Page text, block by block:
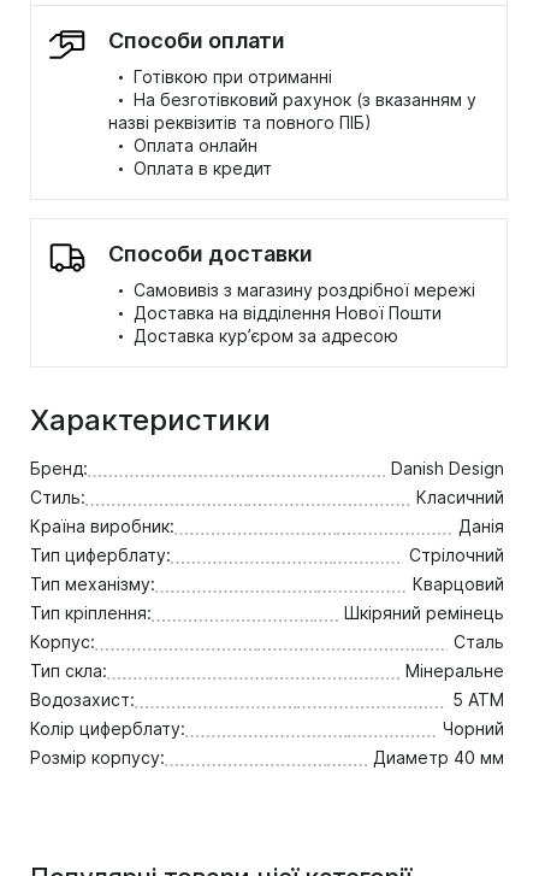
Способи оплати
· Готівкою при отриманні
· На безготівковий рахунок (з вказанням у
назві реквізитів та повного ПІБ)
· Оплата онлайн
· Оплата в кредит
Способи доставки
· Самовивіз з магазину роздрібної мережі
· Доставка на відділення Нової Пошти
· Доставка кур’єром за адресою
Характеристики
Бренд:
Danish Design
Стиль:
Класичний
Країна виробник:
Данія
Тип циферблату:
Стрілочний
Тип механізму:
Кварцовий
Тип кріплення:
Шкіряний ремінець
Корпус:
Сталь
Тип скла:
Мінеральне
Водозахист:
5 ATM
Колір циферблату:
Чорний
Розмір корпусу:
Диаметр 40 мм